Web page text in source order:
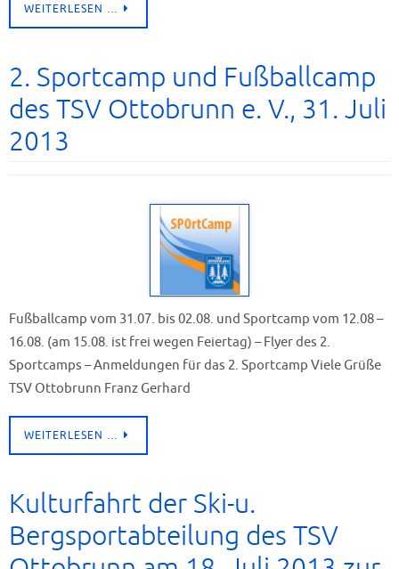
WEITERLESEN …
2. Sportcamp und Fußballcamp
des TSV Ottobrunn e. V., 31. Juli
2013
Fußballcamp vom 31.07. bis 02.08. und Sportcamp vom 12.08 –
16.08. (am 15.08. ist frei wegen Feiertag) – Flyer des 2.
Sportcamps – Anmeldungen für das 2. Sportcamp Viele Grüße
TSV Ottobrunn Franz Gerhard
WEITERLESEN …
Kulturfahrt der Ski-u.
Bergsportabteilung des TSV